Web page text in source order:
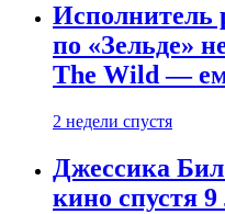
Исполнитель
по «Зельде»
The Wild —
2 недели спустя
Джессика
кино спустя 9